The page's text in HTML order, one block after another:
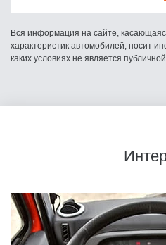
Вся информация на сайте,
характеристик автомобилей, носит
каких условиях не является